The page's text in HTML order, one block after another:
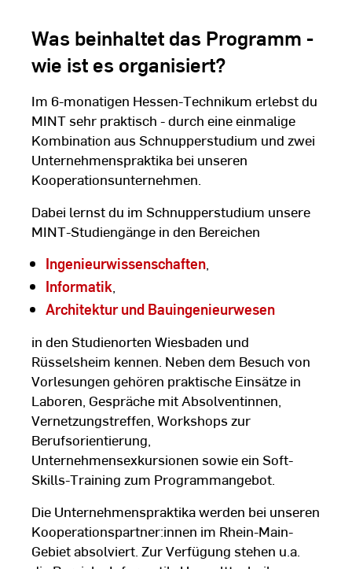
Was beinhaltet das Programm -
wie ist es organisiert?
Im 6-monatigen Hessen-Technikum erlebst du
MINT sehr praktisch - durch eine einmalige
Kombination aus Schnupperstudium und zwei
Unternehmenspraktika bei unseren
Kooperationsunternehmen.
Dabei lernst du im Schnupperstudium unsere
MINT-Studiengänge in den Bereichen
Ingenieurwissenschaften,
Informatik,
Architektur und Bauingenieurwesen
in den Studienorten Wiesbaden und
Rüsselsheim kennen. Neben dem Besuch von
Vorlesungen gehören praktische Einsätze in
Laboren, Gespräche mit Absolventinnen,
Vernetzungstreffen, Workshops zur
Berufsorientierung,
Unternehmensexkursionen sowie ein Soft-
Skills-Training zum Programmangebot.
Die Unternehmenspraktika werden bei unseren
Kooperationspartner:innen im Rhein-Main-
Gebiet absolviert. Zur Verfügung stehen u.a.